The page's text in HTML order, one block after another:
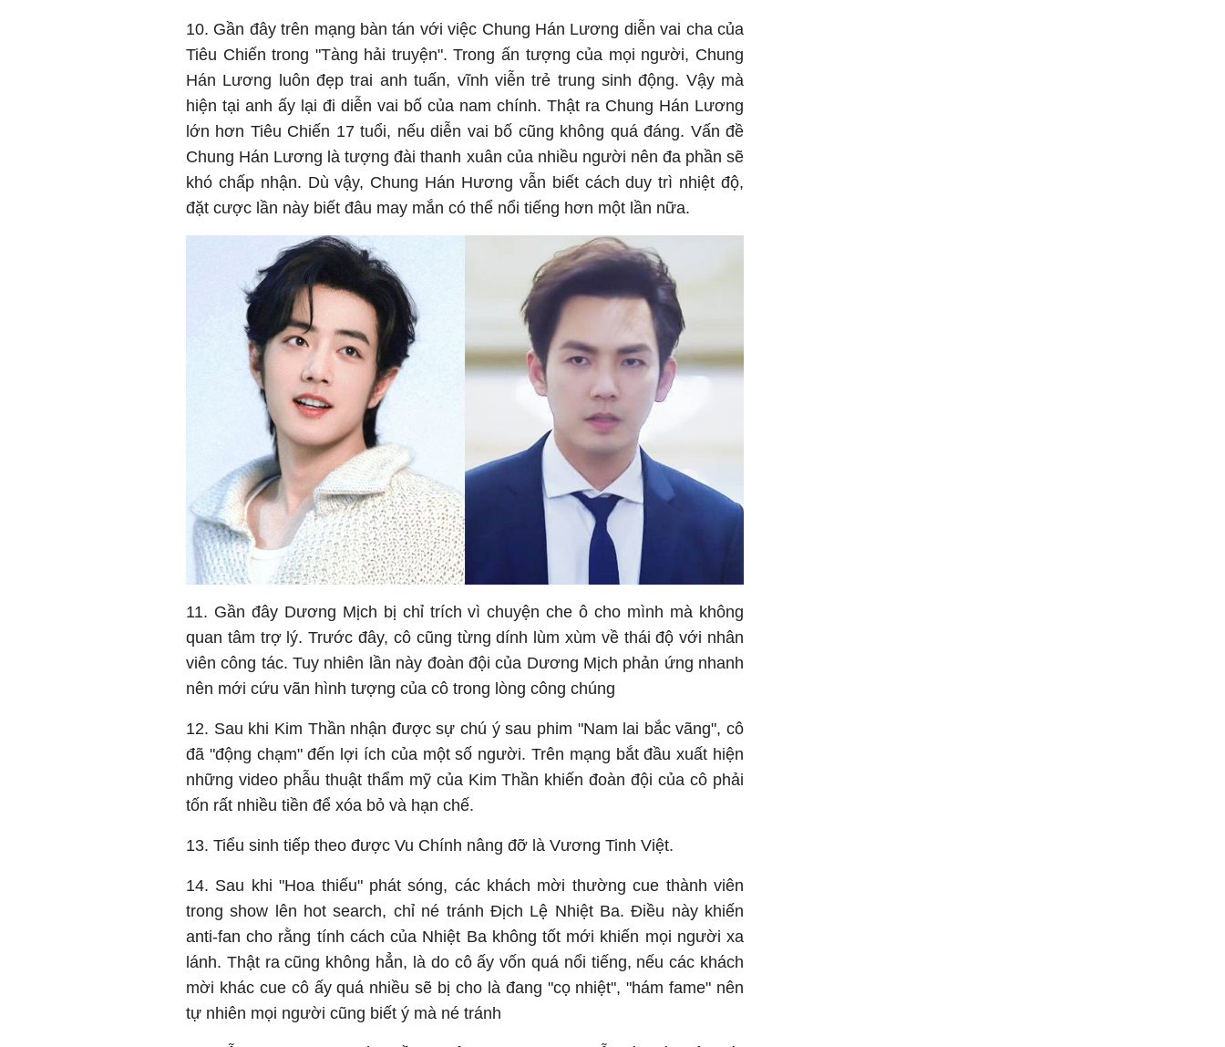
10. Gần đây trên mạng bàn tán với việc Chung Hán Lương diễn vai cha của
Tiêu Chiến trong "Tàng hải truyện". Trong ấn tượng của mọi người, Chung
Hán Lương luôn đẹp trai anh tuấn, vĩnh viễn trẻ trung sinh động. Vậy mà
hiện tại anh ấy lại đi diễn vai bố của nam chính. Thật ra Chung Hán Lương
lớn hơn Tiêu Chiến 17 tuổi, nếu diễn vai bố cũng không quá đáng. Vấn đề
Chung Hán Lương là tượng đài thanh xuân của nhiều người nên đa phần sẽ
khó chấp nhận. Dù vậy, Chung Hán Hương vẫn biết cách duy trì nhiệt độ,
đặt cược lần này biết đâu may mắn có thể nổi tiếng hơn một lần nữa.
11. Gần đây Dương Mịch bị chỉ trích vì chuyện che ô cho mình mà không
quan tâm trợ lý. Trước đây, cô cũng từng dính lùm xùm về thái độ với nhân
viên công tác. Tuy nhiên lần này đoàn đội của Dương Mịch phản ứng nhanh
nên mới cứu vãn hình tượng của cô trong lòng công chúng
12. Sau khi Kim Thần nhận được sự chú ý sau phim "Nam lai bắc vãng", cô
đã "động chạm" đến lợi ích của một số người. Trên mạng bắt đầu xuất hiện
những video phẫu thuật thẩm mỹ của Kim Thần khiến đoàn đội của cô phải
tốn rất nhiều tiền để xóa bỏ và hạn chế.
13. Tiểu sinh tiếp theo được Vu Chính nâng đỡ là Vương Tinh Việt.
14. Sau khi "Hoa thiếu" phát sóng, các khách mời thường cue thành viên
trong show lên hot search, chỉ né tránh Địch Lệ Nhiệt Ba. Điều này khiến
anti-fan cho rằng tính cách của Nhiệt Ba không tốt mới khiến mọi người xa
lánh. Thật ra cũng không hẳn, là do cô ấy vốn quá nổi tiếng, nếu các khách
mời khác cue cô ấy quá nhiều sẽ bị cho là đang "cọ nhiệt", "hám fame" nên
tự nhiên mọi người cũng biết ý mà né tránh